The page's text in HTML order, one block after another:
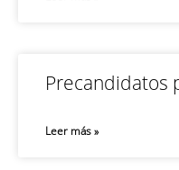
Precandidatos
Leer más »